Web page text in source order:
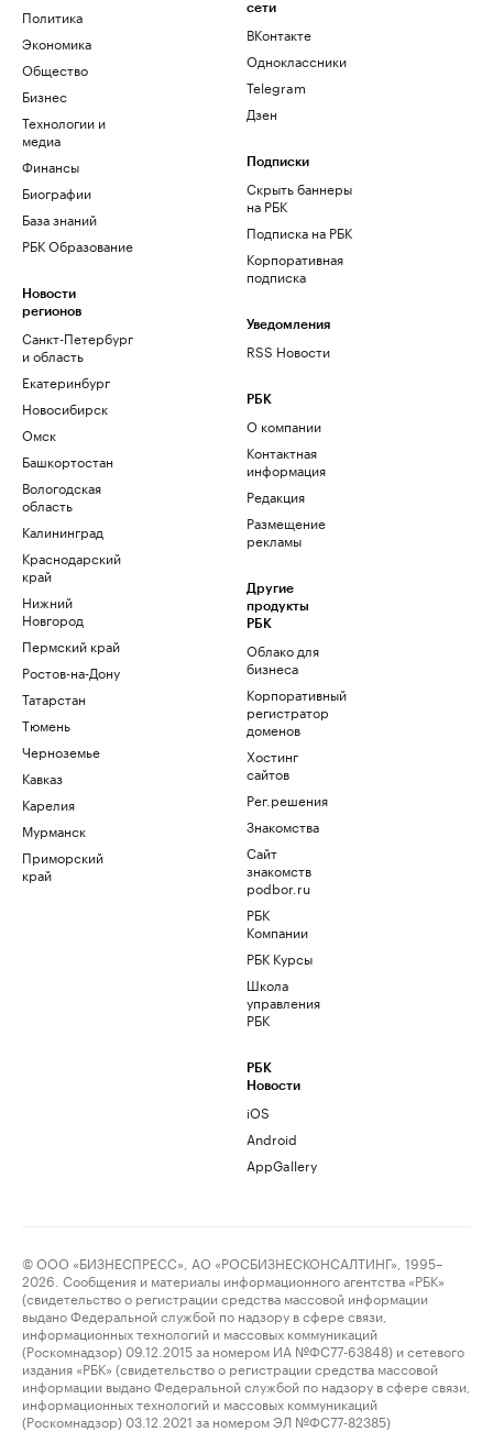
Политика
Экономика
Общество
Бизнес
Технологии и
медиа
Финансы
Биографии
База знаний
РБК Образование
Новости
регионов
Санкт-Петербург
и область
Екатеринбург
Новосибирск
Омск
Башкортостан
Вологодская
область
Калининград
Краснодарский
край
Нижний
Новгород
Пермский край
Ростов-на-Дону
Татарстан
Тюмень
Черноземье
Кавказ
Карелия
Мурманск
Приморский
край
сети
ВКонтакте
Одноклассники
Telegram
Дзен
Подписки
Скрыть баннеры
на РБК
Подписка на РБК
Корпоративная
подписка
Уведомления
RSS Новости
РБК
О компании
Контактная
информация
Редакция
Размещение
рекламы
Другие
продукты
РБК
Облако для
бизнеса
Корпоративный
регистратор
доменов
Хостинг
сайтов
Рег.решения
Знакомства
Сайт
знакомств
podbor.ru
РБК
Компании
РБК Курсы
Школа
управления
РБК
РБК
Новости
iOS
Android
AppGallery
© ООО «БИЗНЕСПРЕСС», АО «РОСБИЗНЕСКОНСАЛТИНГ», 1995–
2026. Сообщения и материалы информационного агентства «РБК»
(свидетельство о регистрации средства массовой информации
выдано Федеральной службой по надзору в сфере связи,
информационных технологий и массовых коммуникаций
(Роскомнадзор) 09.12.2015 за номером ИА №ФС77-63848) и сетевого
издания «РБК» (свидетельство о регистрации средства массовой
информации выдано Федеральной службой по надзору в сфере связи,
информационных технологий и массовых коммуникаций
(Роскомнадзор) 03.12.2021 за номером ЭЛ №ФС77-82385)